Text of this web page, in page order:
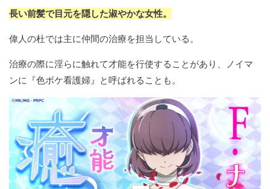
長い前髪で目元を隠した淑やかな女性。
偉人の杜では主に仲間の治療を担当している。
治療の際に淫らに触れて才能を行使することがあり、ノイマ
ンに『色ボケ看護婦』と呼ばれることも。